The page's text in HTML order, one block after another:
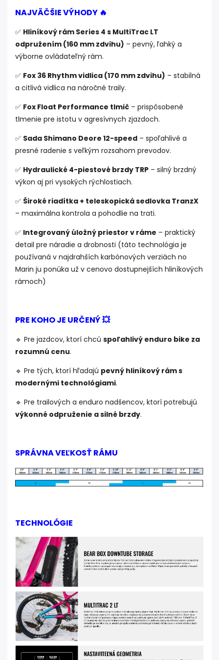
NAJVÄČŠIE VÝHODY 🔥
✅ Hliníkový rám Series 4 s MultiTrac LT
odpružením (160 mm zdvihu) – pevný, ľahký a
výborne ovládateľný rám.
✅ Fox 36 Rhythm vidlica (170 mm zdvihu) – stabilná
a citlivá vidlica na náročné traily.
✅ Fox Float Performance tlmič – prispôsobené
tlmenie pre istotu v agresívnych zjazdoch.
✅ Sada Shimano Deore 12-speed – spoľahlivé a
presné radenie s veľkým rozsahom prevodov.
✅ Hydraulické 4-piestové brzdy TRP – silný brzdný
výkon aj pri vysokých rýchlostiach.
✅ Široké riadítka + teleskopická sedlovka TranzX
– maximálna kontrola a pohodlie na trati.
✅ Integrovaný úložný priestor v ráme – praktický
detail pre náradie a drobnosti (táto technológia je
používaná v najdrahších karbónových verziách no
Marin ju ponúka už v cenovo dostupnejších hliníkových
rámoch)
PRE KOHO JE URČENÝ 💥
🔹 Pre jazdcov, ktorí chcú spoľahlivý enduro bike za
rozumnú cenu.
🔹 Pre tých, ktorí hľadajú pevný hliníkový rám s
modernými technológiami.
🔹 Pre trailových a enduro nadšencov, ktorí potrebujú
výkonné odpruženie a silné brzdy.
SPRÁVNA VEĽKOSŤ RÁMU
TECHNOLÓGIE